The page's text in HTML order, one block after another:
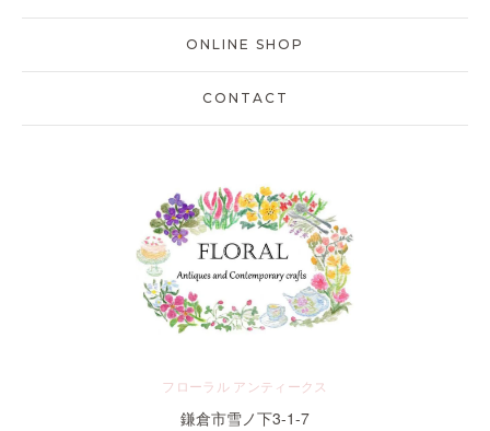
ONLINE SHOP
CONTACT
フローラル アンティークス
鎌倉市雪ノ下3-1-7